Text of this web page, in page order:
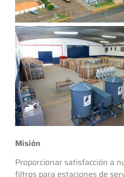
Misión
Proporcionar satisfacción a
filtros para estaciones de